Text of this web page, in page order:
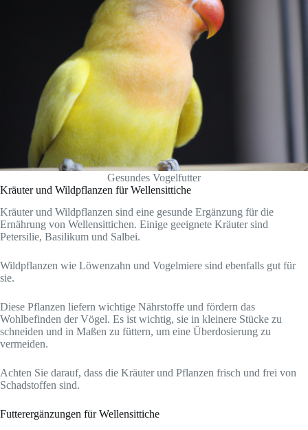
Gesundes Vogelfutter
Kräuter und Wildpflanzen für Wellensittiche
Kräuter und Wildpflanzen sind eine gesunde Ergänzung für die
Ernährung von Wellensittichen. Einige geeignete Kräuter sind
Petersilie, Basilikum und Salbei.
Wildpflanzen wie Löwenzahn und Vogelmiere sind ebenfalls gut für
sie.
Diese Pflanzen liefern wichtige Nährstoffe und fördern das
Wohlbefinden der Vögel. Es ist wichtig, sie in kleinere Stücke zu
schneiden und in Maßen zu füttern, um eine Überdosierung zu
vermeiden.
Achten Sie darauf, dass die Kräuter und Pflanzen frisch und frei von
Schadstoffen sind.
Futterergänzungen für Wellensittiche